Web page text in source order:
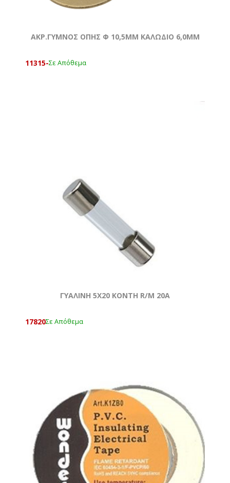
ΑΚΡ.ΓΥΜΝΟΣ ΟΠΗΣ Φ 10,5MM ΚΑΛΩΔΙΟ 6,0ΜΜ
11315-Σε Απόθεμα
ΓΥΑΛΙΝΗ 5Χ20 ΚΟΝΤΗ R/M 20Α
17820Σε Απόθεμα